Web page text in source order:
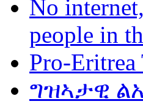
No
people in
Pro-Eritrea
ግዝኣታዊ